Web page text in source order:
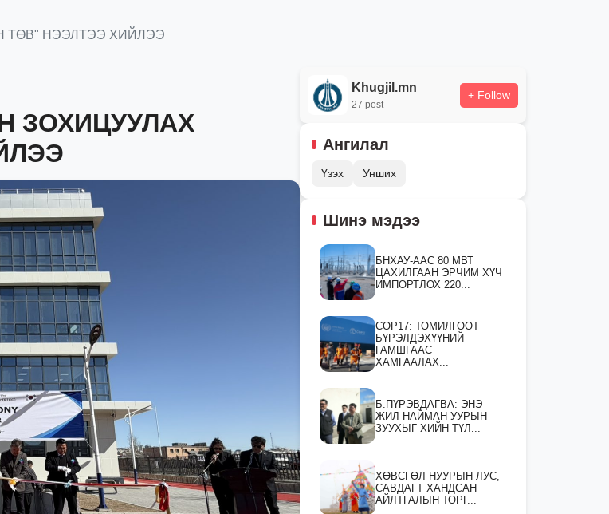
ТӨВ" НЭЭЛТЭЭ ХИЙЛЭЭ
ЗОХИЦУУЛАХ
Khugjil.mn
27 post
+ Follow
Ангилал
Үзэх Унших
Шинэ мэдээ
БНХАУ-ААС 80 МВТ
ЦАХИЛГААН ЭРЧИМ ХҮЧ
ИМПОРТЛОХ 220...
СOP17: ТОМИЛГООТ
БҮРЭЛДЭХҮҮНИЙ
ГАМШГААС
ХАМГААЛАХ...
Б.ПҮРЭВДАГВА: ЭНЭ
ЖИЛ НАЙМАН УУРЫН
ЗУУХЫГ ХИЙН ТҮЛ...
ХӨВСГӨЛ НУУРЫН ЛУС,
САВДАГТ ХАНДСАН
АЙЛТГАЛЫН ТОРГ...